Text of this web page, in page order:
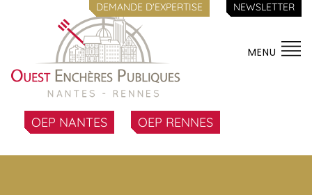
DEMANDE D'EXPERTISE NEWSLETTER
MENU
OEP NANTES OEP RENNES